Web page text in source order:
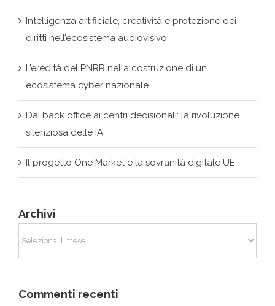
L’eredità del PNRR nella costruzione di un
ecosistema cyber nazionale
Dai back office ai centri decisionali: la rivoluzione
silenziosa delle IA
Il progetto One Market e la sovranità digitale UE
Archivi
Archivi
Commenti recenti
GiurismaticosuGoogle vince la causa con la